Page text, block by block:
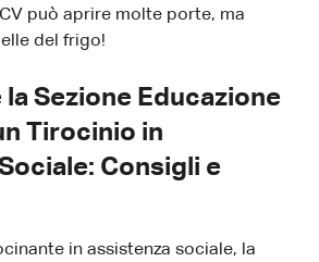
può aprire molte porte, ma
del frigo!
la Sezione Educazione
Tirocinio in
Consigli e
in assistenza sociale, la